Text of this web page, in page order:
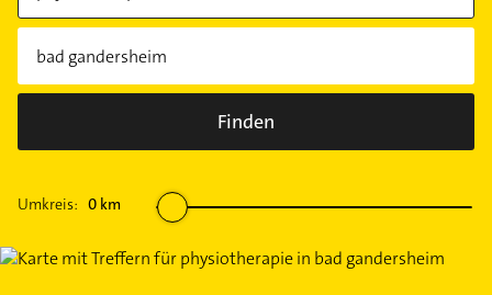
Finden
Umkreis: 0 km